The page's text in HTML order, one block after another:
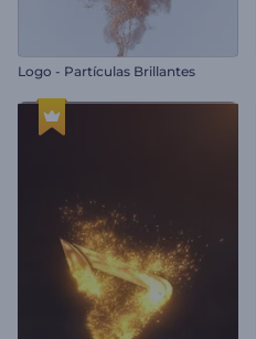
Logo - Partículas Brillantes